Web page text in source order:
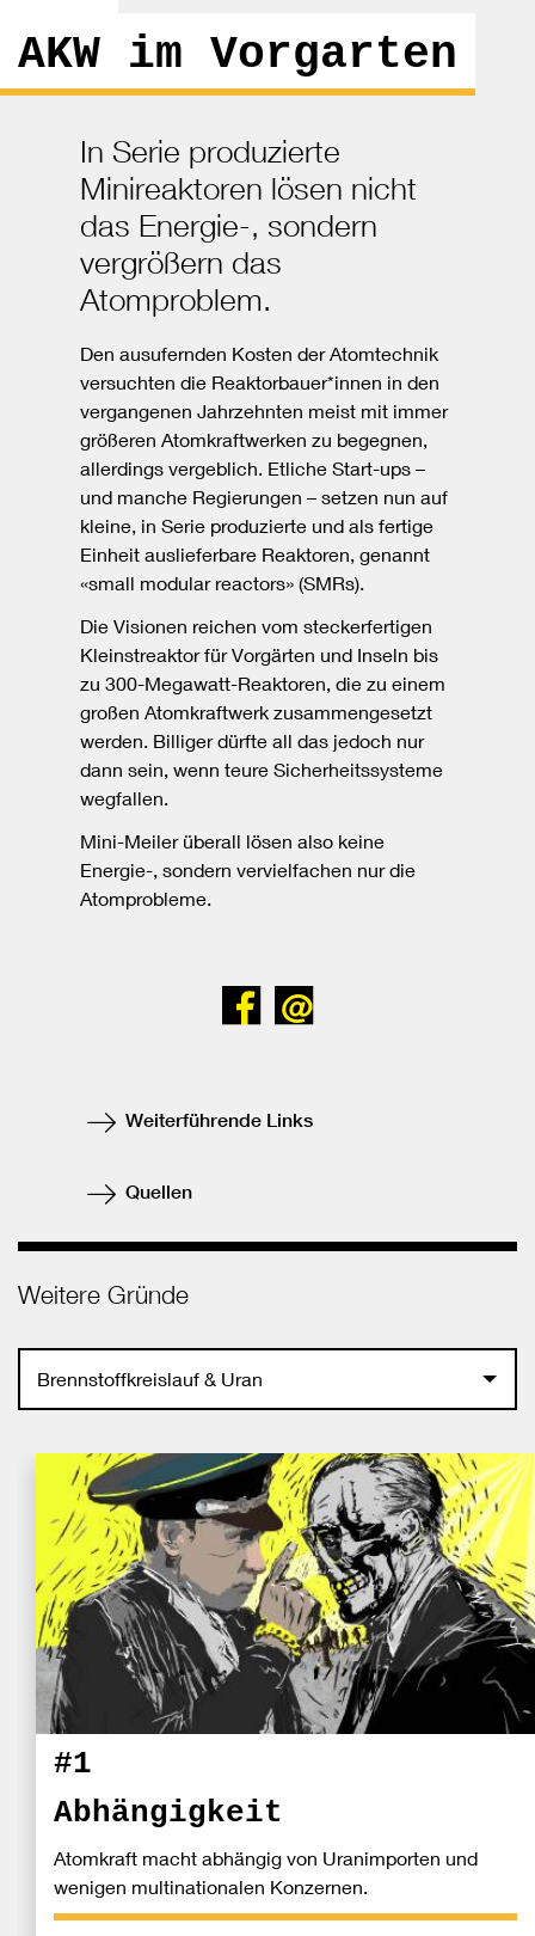
AKW im Vorgarten
In Serie produzierte
Minireaktoren lösen nicht
das Energie-, sondern
vergrößern das
Atomproblem.
Den ausufernden Kosten der Atomtechnik
versuchten die Reaktorbauer*innen in den
vergangenen Jahrzehnten meist mit immer
größeren Atomkraftwerken zu begegnen,
allerdings vergeblich. Etliche Start-ups –
und manche Regierungen – setzen nun auf
kleine, in Serie produzierte und als fertige
Einheit auslieferbare Reaktoren, genannt
«small modular reactors» (SMRs).
Die Visionen reichen vom steckerfertigen
Kleinstreaktor für Vorgärten und Inseln bis
zu 300-Megawatt-Reaktoren, die zu einem
großen Atomkraftwerk zusammengesetzt
werden. Billiger dürfte all das jedoch nur
dann sein, wenn teure Sicherheitssysteme
wegfallen.
Mini-Meiler überall lösen also keine
Energie-, sondern vervielfachen nur die
Atomprobleme.
Bei
teilen
Senden
Weiterführende Links
Quellen
Weitere Gründe
Brennstoffkreislauf & Uran
#1
Abhängigkeit
Atomkraft macht abhängig von Uranimporten und
wenigen multinationalen Konzernen.